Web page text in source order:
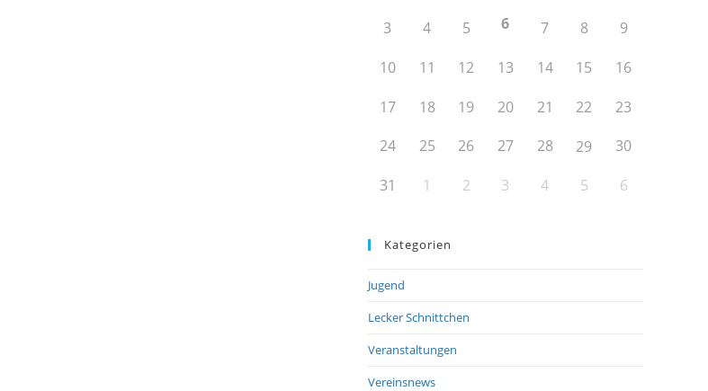
3
4 5 6 7 8
9
10
11 12 13 14 15
16
17
18 19 20 21 22
23
24
25 26 27 28 29
30
31
1 2 3 4 5 6
Kategorien
Jugend
Lecker Schnittchen
Veranstaltungen
Vereinsnews